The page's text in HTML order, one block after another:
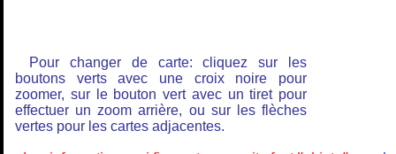
Pour changer de carte: cliquez sur les
boutons verts avec une croix noire pour
zoomer, sur le bouton vert avec un tiret pour
effectuer un zoom arrière, ou sur les flèches
vertes pour les cartes adjacentes.